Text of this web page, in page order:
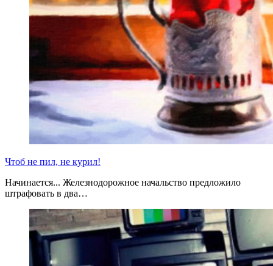
Чтоб не пил, не курил!
Начинается... Железнодорожное начальство предложило
штрафовать в два…